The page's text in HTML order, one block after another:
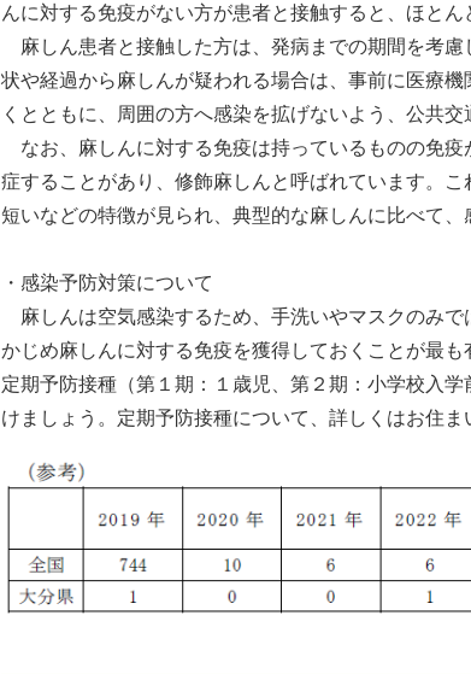
んに対する免疫がない方が患者と接触すると、ほとん
麻しん患者と接触した方は、発病までの期間を考
状や経過から麻しんが疑われる場合は、事前に医療
くとともに、周囲の方へ感染を拡げないよう、公共交
なお、麻しんに対する免疫は持っているものの免
症することがあり、修飾麻しんと呼ばれています。
短いなどの特徴が見られ、典型的な麻しんに比べて、
・感染予防対策について
麻しんは空気感染するため、手洗いやマスクのみ
かじめ麻しんに対する免疫を獲得しておくことが最も
定期予防接種（第１期：１歳児、第２期：小学校入
けましょう。定期予防接種について、詳しくはお住ま